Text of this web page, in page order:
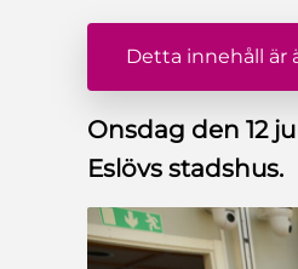
Detta innehåll är
Onsdag den 12
Eslövs stadshus.